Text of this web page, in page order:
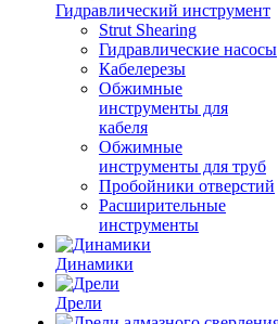
Гидравлический инструмент
Strut Shearing
Гидравлические насосы
Кабелерезы
Обжимные
инструменты для
кабеля
Обжимные
инструменты для труб
Пробойники отверстий
Расширительные
инструменты
Динамики
Дрели